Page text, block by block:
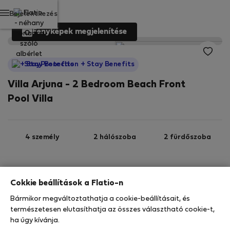
Bejelentkezés
Fényképek megjelenítése
StayProtection + Stay Benefits
Villa Arjuna - 2 Bedroom Beach Front
Pool Villa
4 személy 2 hálószoba 2 fürdőszoba
StayProtection Stay Benefits
Az Ön tartózkodását ebben az ingatlanban a
Cokkie beállítások a Flatio-n
Bármikor megváltoztathatja a cookie-beállításait, és
természetesen elutasíthatja az összes választható cookie-t,
ha úgy kívánja.